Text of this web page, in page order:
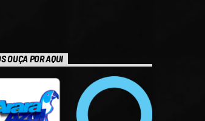
OUÇA POR AQUI